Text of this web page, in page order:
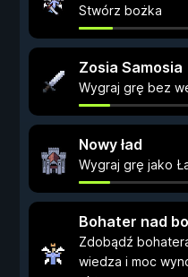
Stwórz bożka
Zosia Samosia
Wygraj grę bez
Nowy ład
Wygraj grę jako
Bohater nad
Zdobądź
wiedza i moc